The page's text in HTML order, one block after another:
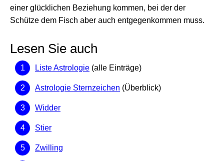
einer glücklichen Beziehung kommen, bei der der
Schütze dem Fisch aber auch entgegenkommen muss.
Lesen Sie auch
Liste Astrologie (alle Einträge)
Astrologie Sternzeichen (Überblick)
Widder
Stier
Zwilling